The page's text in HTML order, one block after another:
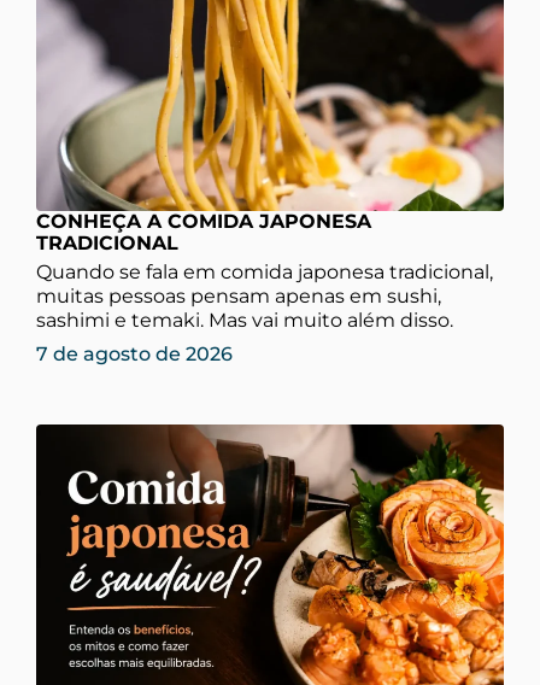
CONHEÇA A COMIDA JAPONESA
TRADICIONAL
Quando se fala em comida japonesa tradicional,
muitas pessoas pensam apenas em sushi,
sashimi e temaki. Mas vai muito além disso.
7 de agosto de 2026